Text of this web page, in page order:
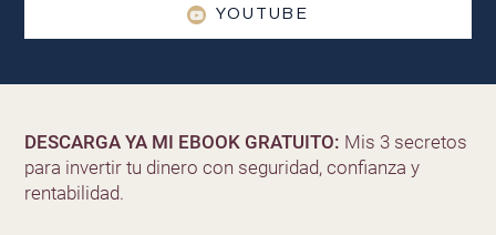
YOUTUBE
DESCARGA YA MI EBOOK GRATUITO: Mis 3 secretos
para invertir tu dinero con seguridad, confianza y
rentabilidad.